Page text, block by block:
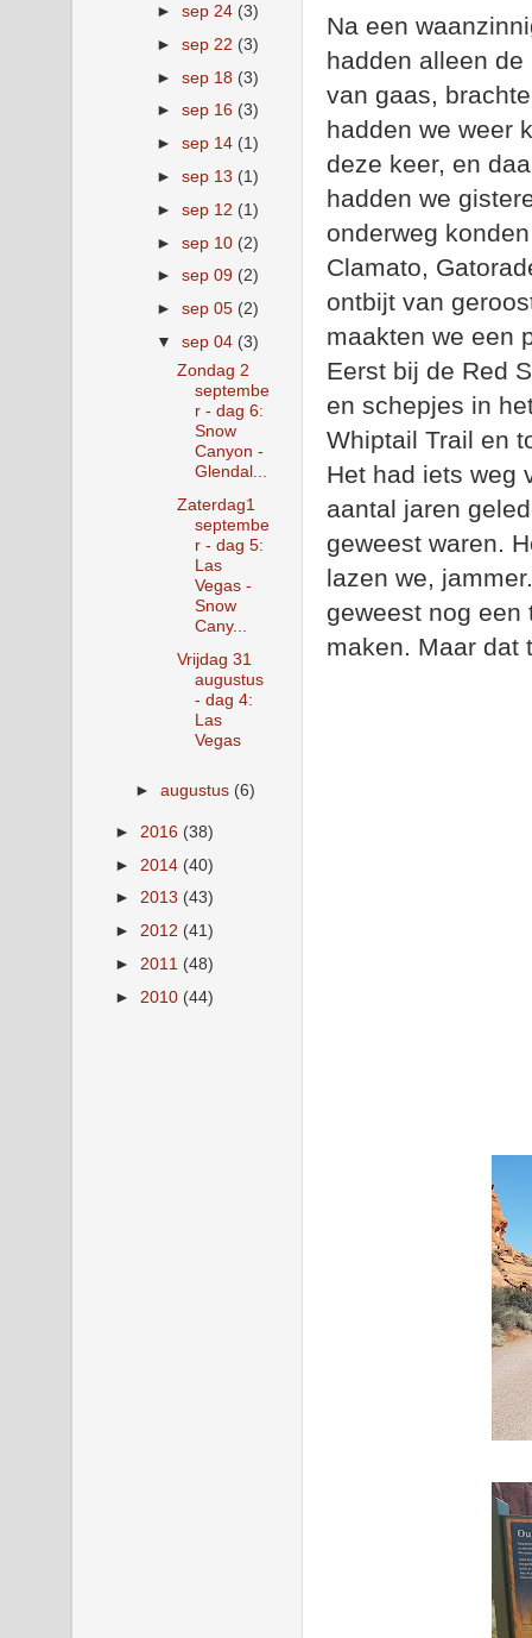
Na een
hadden alleen
van gaas,
hadden we weer
deze keer, en
hadden we
onderweg
Clamato,
ontbijt van
maakten we een
Eerst bij de Red
en schepjes in
Whiptail Trail en
Het had iets weg
aantal jaren
geweest waren.
lazen we,
geweest nog een
maken. Maar dat
► sep 24 (3)
► sep 22 (3)
► sep 18 (3)
► sep 16 (3)
► sep 14 (1)
► sep 13 (1)
► sep 12 (1)
► sep 10 (2)
► sep 09 (2)
► sep 05 (2)
▼ sep 04 (3)
Zondag 2
septembe
r - dag 6:
Snow
Canyon -
Glendal...
Zaterdag1
septembe
r - dag 5:
Las
Vegas -
Snow
Cany...
Vrijdag 31
augustus
- dag 4:
Las
Vegas
►augustus (6)
► 2016 (38)
► 2014 (40)
► 2013 (43)
► 2012 (41)
► 2011 (48)
► 2010 (44)